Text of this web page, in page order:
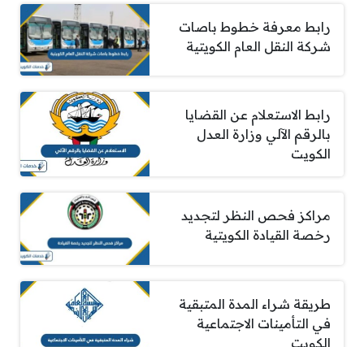
رابط معرفة خطوط باصات
شركة النقل العام الكويتية
رابط الاستعلام عن القضايا
بالرقم الآلي وزارة العدل
الكويت
مراكز فحص النظر لتجديد
رخصة القيادة الكويتية
طريقة شراء المدة المتبقية
في التأمينات الاجتماعية
الكويت